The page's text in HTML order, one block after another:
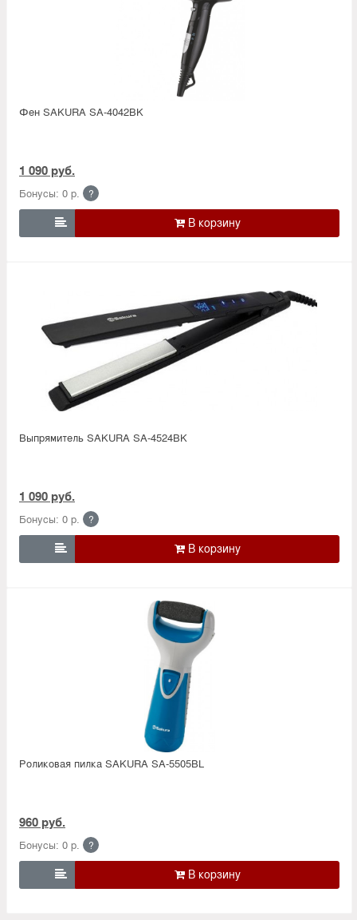
Фен SAKURA SA-4042BK
1 090 руб.
Бонусы: 0 р. ?

Выпрямитель SAKURA SA-4524BK
1 090 руб.
Бонусы: 0 р. ?

Роликовая пилка SAKURA SA-5505BL
960 руб.
Бонусы: 0 р. ?
